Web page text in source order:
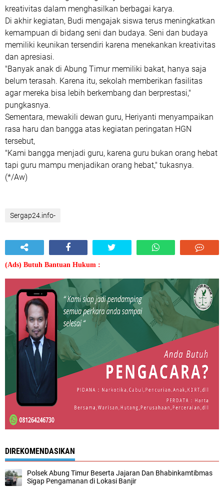
kreativitas dalam menghasilkan berbagai karya.
Di akhir kegiatan, Budi mengajak siswa terus meningkatkan
kemampuan di bidang seni dan budaya. Seni dan budaya
memiliki keunikan tersendiri karena menekankan kreativitas
dan apresiasi.
"Banyak anak di Abung Timur memiliki bakat, hanya saja
belum terasah. Karena itu, sekolah memberikan fasilitas
agar mereka bisa lebih berkembang dan berprestasi,"
pungkasnya.
Sementara, mewakili dewan guru, Heriyanti menyampaikan
rasa haru dan bangga atas kegiatan peringatan HGN
tersebut,
"Kami bangga menjadi guru, karena guru bukan orang hebat
tapi guru mampu menjadikan orang hebat," tukasnya.
(*/Aw)
Sergap24.info-
(Ads) Butuh Bantuan Hukum :
DIREKOMENDASIKAN
Polsek Abung Timur Beserta Jajaran Dan Bhabinkamtibmas
Sigap Pengamanan di Lokasi Banjir